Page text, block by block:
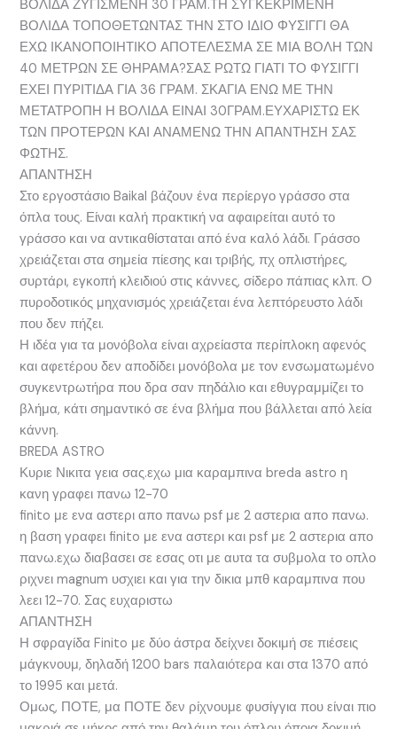
ΒΟΛΙΔΑ ΖΥΓΙΣΜΕΝΗ 30 ΓΡΑΜ.ΤΗ ΣΥΓΚΕΚΡΙΜΕΝΗ
ΒΟΛΙΔΑ ΤΟΠΟΘΕΤΩΝΤΑΣ ΤΗΝ ΣΤΟ ΙΔΙΟ ΦΥΣΙΓΓΙ ΘΑ
ΕΧΩ ΙΚΑΝΟΠΟΙΗΤΙΚΟ ΑΠΟΤΕΛΕΣΜΑ ΣΕ ΜΙΑ ΒΟΛΗ ΤΩΝ
40 ΜΕΤΡΩΝ ΣΕ ΘΗΡΑΜΑ?ΣΑΣ ΡΩΤΩ ΓΙΑΤΙ ΤΟ ΦΥΣΙΓΓΙ
ΕΧΕΙ ΠΥΡΙΤΙΔΑ ΓΙΑ 36 ΓΡΑΜ. ΣΚΑΓΙΑ ΕΝΩ ΜΕ ΤΗΝ
ΜΕΤΑΤΡΟΠΗ Η ΒΟΛΙΔΑ ΕΙΝΑΙ 30ΓΡΑΜ.ΕΥΧΑΡΙΣΤΩ ΕΚ
ΤΩΝ ΠΡΟΤΕΡΩΝ ΚΑΙ ΑΝΑΜΕΝΩ ΤΗΝ ΑΠΑΝΤΗΣΗ ΣΑΣ
ΦΩΤΗΣ.
ΑΠΑΝΤΗΣΗ
Στο εργοστάσιο Baikal βάζουν ένα περίεργο γράσσο στα
όπλα τους. Είναι καλή πρακτική να αφαιρείται αυτό το
γράσσο και να αντικαθίσταται από ένα καλό λάδι. Γράσσο
χρειάζεται στα σημεία πίεσης και τριβής, πχ οπλιστήρες,
συρτάρι, εγκοπή κλειδιού στις κάννες, σίδερο πάπιας κλπ. Ο
πυροδοτικός μηχανισμός χρειάζεται ένα λεπτόρευστο λάδι
που δεν πήζει.
Η ιδέα για τα μονόβολα είναι αχρείαστα περίπλοκη αφενός
και αφετέρου δεν αποδίδει μονόβολα με τον ενσωματωμένο
συγκεντρωτήρα που δρα σαν πηδάλιο και εθυγραμμίζει το
βλήμα, κάτι σημαντικό σε ένα βλήμα που βάλλεται από λεία
κάννη.
BREDA ASTRO
Κυριε Νικιτα γεια σας.εχω μια καραμπινα breda astro η
κανη γραφει πανω 12-70
finito με ενα αστερι απο πανω psf με 2 αστερια απο πανω.
η βαση γραφει finito με ενα αστερι και psf με 2 αστερια απο
πανω.εχω διαβασει σε εσας οτι με αυτα τα συβμολα το οπλο
ριχνει magnum υσχιει και για την δικια μπθ καραμπινα που
λεει 12-70. Σας ευχαριστω
ΑΠΑΝΤΗΣΗ
Η σφραγίδα Finito με δύο άστρα δείχνει δοκιμή σε πιέσεις
μάγκνουμ, δηλαδή 1200 bars παλαιότερα και στα 1370 από
το 1995 και μετά.
Ομως, ΠΟΤΕ, μα ΠΟΤΕ δεν ρίχνουμε φυσίγγια που είναι πιο